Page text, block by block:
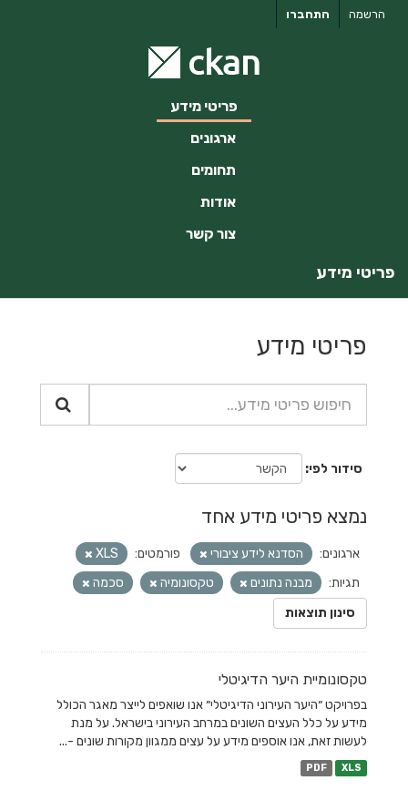
התחברו הרשמה
פריטי מידע
ארגונים
תחומים
אודות
צור קשר
פריטי מידע
פריטי מידע
סידור לפי
נמצא פריטי מידע אחד
ארגונים: הסדנא לידע ציבורי פורמטים:
XLS
תגיות:
מבנה נתונים טקסונומיה
סכמה
סינון תוצאות
טקסונומיית היער הדיגיטלי
בפרויקט ״היער העירוני הדיגיטלי״ אנו שואפים לייצר מאגר הכולל
מידע על כלל העצים השונים במרחב העירוני בישראל. על מנת
לעשות זאת, אנו אוספים מידע על עצים ממגוון מקורות שונים -...
PDF XLS